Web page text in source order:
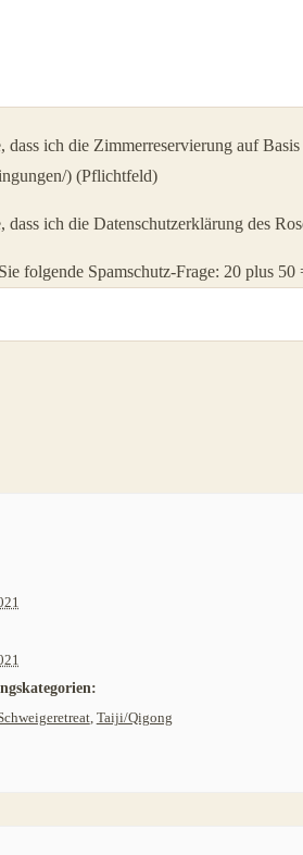
dass ich die Zimmerreservierung auf
) (Pflichtfeld)
dass ich die Datenschutzerklärung des
folgende Spamschutz-Frage: 20 plus 50
, Taiji/Qigong